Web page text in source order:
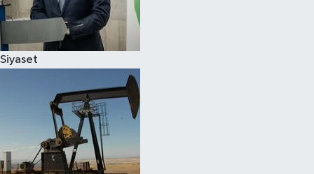
Siyaset
Spor
Çocuk
Eğitim
Hava Durumu